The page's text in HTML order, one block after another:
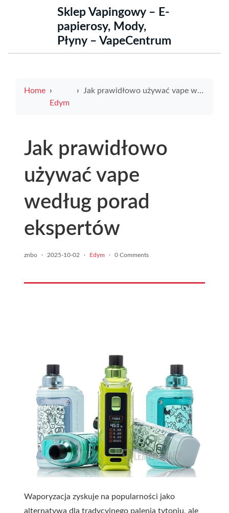
Sklep Vapingowy – E-
papierosy, Mody,
Płyny – VapeCentrum
Home
Edym
Jak prawidłowo używać vape według porad ekspertów
Jak prawidłowo
używać vape
według porad
ekspertów
znbo · 2025-10-02 · Edym · 0 Comments
Waporyzacja zyskuje na popularności jako
alternatywa dla tradycyjnego palenia tytoniu, ale